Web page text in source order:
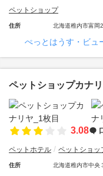
ペットショップ
住所 北海道稚内市富岡
ぺっとはうす・ビュ
ペットショップカナ
3.08
ペットホテル ペットショッ
住所 北海道稚内市中央